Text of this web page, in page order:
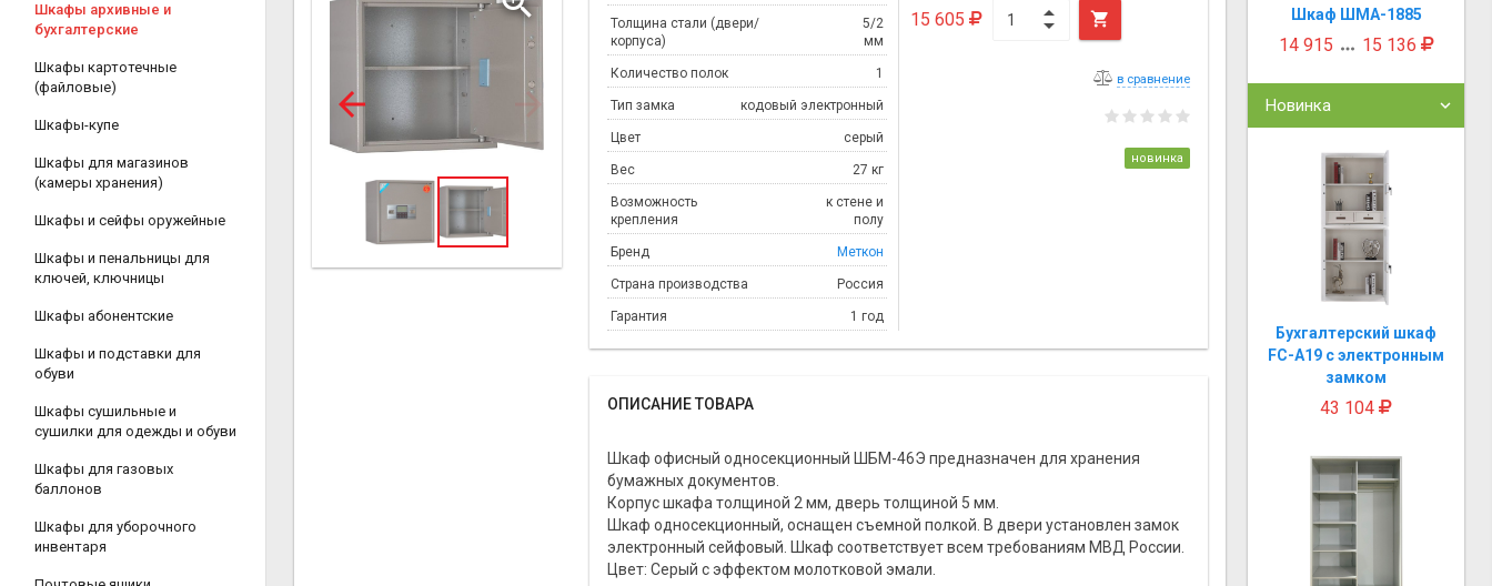
Шкафы архивные и
бухгалтерские
Шкафы картотечные
(файловые)
Шкафы-купе
Шкафы для магазинов
(камеры хранения)
Шкафы и сейфы оружейные
Шкафы и пенальницы для
ключей, ключницы
Шкафы абонентские
Шкафы и подставки для
обуви
Шкафы сушильные и
сушилки для одежды и обуви
Шкафы для газовых
баллонов
Шкафы для уборочного
инвентаря
Толщина стали (двери/
корпуса)
5/2
мм
Количество полок 1
Тип замка кодовый электронный
Цвет серый
Вес 27 кг
Возможность
крепления
к стене и
полу
Бренд Меткон
Страна производства Россия
Гарантия 1 год
15 605 
в сравнение
новинка
ОПИСАНИЕ ТОВАРА
Шкаф офисный односекционный ШБМ-46Э предназначен для хранения
бумажных документов.
Корпус шкафа толщиной 2 мм, дверь толщиной 5 мм.
Шкаф односекционный, оснащен съемной полкой. В двери установлен замок
электронный сейфовый. Шкаф соответствует всем требованиям МВД России.
Цвет: Серый с эффектом молотковой эмали.
Шкаф ШМА-1885
14 915  15 136
Новинка
Бухгалтерский шкаф
FC-A19 с электронным
замком
43 104